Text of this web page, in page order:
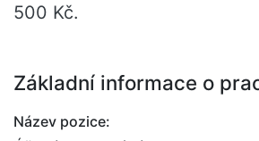
500 Kč.
Základní informace o
Název pozice: